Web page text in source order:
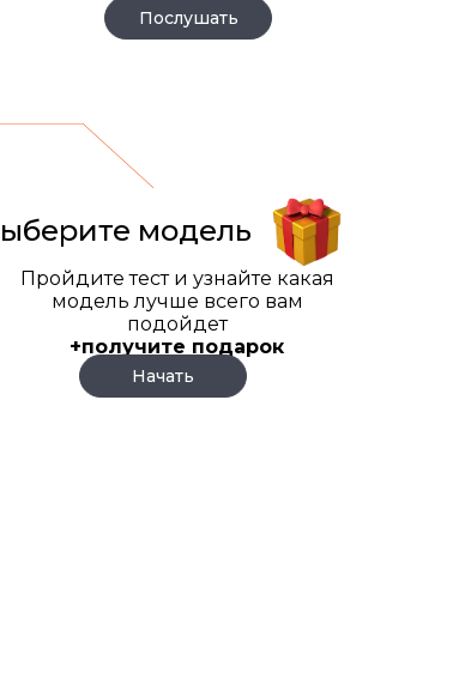
Послушать
модель
Пройдите тест и узнайте какая
модель лучше всего вам
подойдет
+получите подарок
Начать